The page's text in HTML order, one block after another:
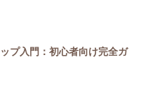
プ入門：初心者向け完全ガ